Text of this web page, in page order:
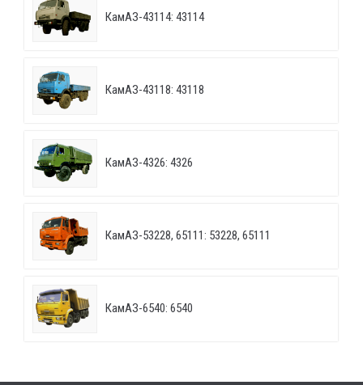
КамАЗ-43114: 43114
КамАЗ-43118: 43118
КамАЗ-4326: 4326
КамАЗ-53228, 65111: 53228, 65111
КамАЗ-6540: 6540